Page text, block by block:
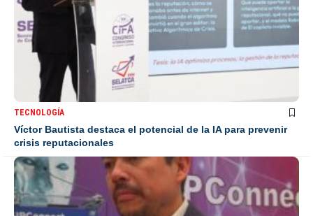
TECNOLOGÍA
Víctor Bautista destaca el potencial de la IA para prevenir
crisis reputacionales